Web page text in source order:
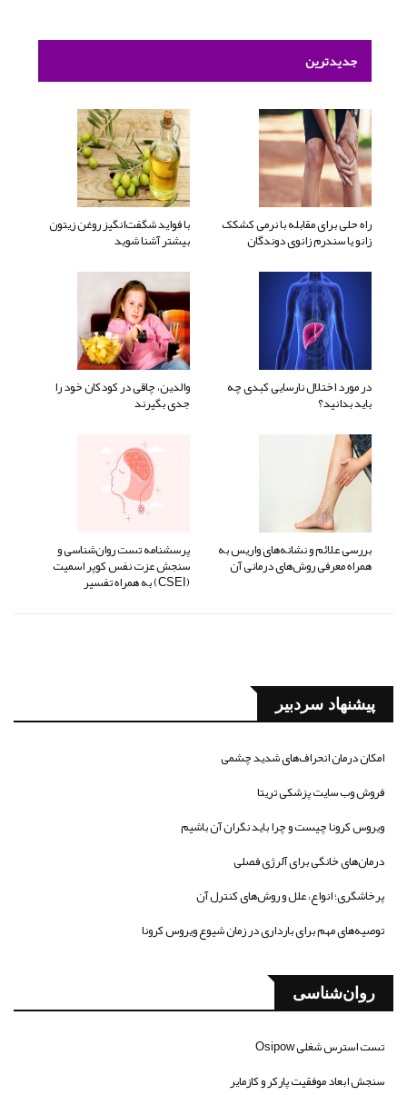
جدیدترین
راه حلی برای مقابله با نرمی کشکک
زانو یا سندرم زانوی دوندگان
با فواید شگفت‌انگیز روغن زیتون
بیشتر آشنا شوید
در مورد اختلال نارسایی کبدی چه
باید بدانید؟
والدین، چاقی در کودکان خود را
جدی بگیرند
بررسی علائم و نشانه‌های واریس به
همراه معرفی روش‌های درمانی آن
پرسشنامه تست روان‌شناسی و
سنجش عزت نفس کوپر اسمیت
(CSEI) به همراه تفسیر
پیشنهاد سردبیر
امکان درمان انحراف‌های شدید چشمی
فروش وب سایت پزشکی تریتا
ویروس کرونا چیست و چرا باید نگران آن باشیم
درمان‌های خانگی برای آلرژی فصلی
پرخاشگری؛ انواع، علل و روش‌های کنترل آن
توصیه‌های مهم برای بارداری در زمان شیوع ویروس کرونا
روان‌شناسی
تست استرس شغلی Osipow
سنجش ابعاد موفقیت پارکر و کازمایر